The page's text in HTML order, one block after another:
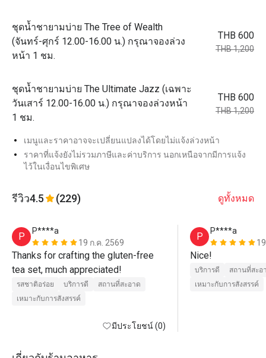
ชุดน้ำชายามบ่าย The Tree of Wealth
(จันทร์-ศุกร์ 12.00-16.00 น.) กรุณาจองล่วง
หน้า 1 ชม.
THB 600
THB 1,200
ชุดน้ำชายามบ่าย The Ultimate Jazz (เฉพาะ
วันเสาร์ 12.00-16.00 น.) กรุณาจองล่วงหน้า
1 ชม.
THB 600
THB 1,200
เมนูและราคาอาจจะเปลี่ยนแปลงได้โดยไม่แจ้งล่วงหน้า
ราคาที่แจ้งยังไม่รวมภาษีและค่าบริการ นอกเหนือจากมีการแจ้ง
ไว้ในเงื่อนไขพิเศษ
รีวิว4.5 (229) ดูทั้งหมด
P
P****a
19 ก.ค. 2569
Thanks for crafting the gluten-free
tea set, much appreciated!
รสชาติอร่อย บริการดี
สถานที่สะอาด
เหมาะกับการสังสรรค์
มีประโยชน์ (0)
P
P****a
Nice!
บริการดี
สถานที่สะอ
เหมาะกับการสังสรรค์